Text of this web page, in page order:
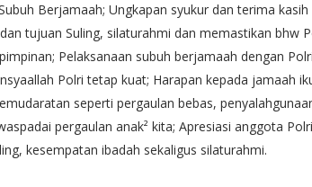
Berjamaah; Ungkapan syukur dan terima
tujuan Suling, silaturahmi dan memastikan bhw
Pelaksanaan subuh berjamaah dengan
Polri tetap kuat; Harapan kepada jamaah
seperti pergaulan bebas,
pergaulan anak² kita; Apresiasi anggota
kesempatan ibadah sekaligus silaturahmi.